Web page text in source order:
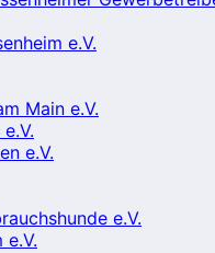
e.V.
Main e.V.
e.V.
e.V.
e.V.